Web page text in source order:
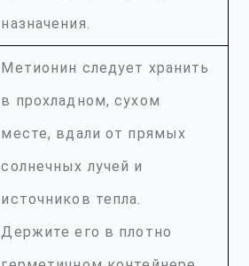
назначения.
Метионин следует хранить
в прохладном, сухом
месте, вдали от прямых
солнечных лучей и
источников тепла.
Держите его в плотно